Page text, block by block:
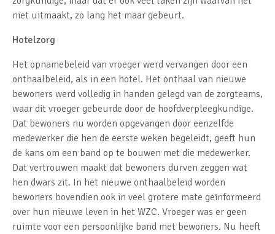
niet uitmaakt, zo lang het maar gebeurt.
Hotelzorg
Het opnamebeleid van vroeger werd vervangen door een
onthaalbeleid, als in een hotel. Het onthaal van nieuwe
bewoners werd volledig in handen gelegd van de zorgteams,
waar dit vroeger gebeurde door de hoofdverpleegkundige.
Dat bewoners nu worden opgevangen door eenzelfde
medewerker die hen de eerste weken begeleidt, geeft hun
de kans om een band op te bouwen met die medewerker.
Dat vertrouwen maakt dat bewoners durven zeggen wat
hen dwars zit. In het nieuwe onthaalbeleid worden
bewoners bovendien ook in veel grotere mate geïnformeerd
over hun nieuwe leven in het WZC. Vroeger was er geen
ruimte voor een persoonlijke band met bewoners. Nu heeft